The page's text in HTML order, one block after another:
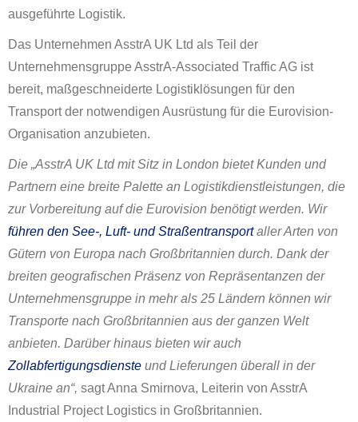
ausgeführte Logistik.
Das Unternehmen AsstrA UK Ltd als Teil der
Unternehmensgruppe AsstrA-Associated Traffic AG ist
bereit, maßgeschneiderte Logistiklösungen für den
Transport der notwendigen Ausrüstung für die Eurovision-
Organisation anzubieten.
Die „AsstrA UK Ltd mit Sitz in London bietet Kunden und
Partnern eine breite Palette an Logistikdienstleistungen, die
zur Vorbereitung auf die Eurovision benötigt werden. Wir
führen den See-, Luft- und Straßentransportaller Arten von
Gütern von Europa nach Großbritannien durch. Dank der
breiten geografischen Präsenz von Repräsentanzen der
Unternehmensgruppe in mehr als 25 Ländern können wir
Transporte nach Großbritannien aus der ganzen Welt
anbieten. Darüber hinaus bieten wir auch
Zollabfertigungsdienste und Lieferungen überall in der
Ukraine an“, sagt Anna Smirnova, Leiterin von AsstrA
Industrial Project Logistics in Großbritannien.